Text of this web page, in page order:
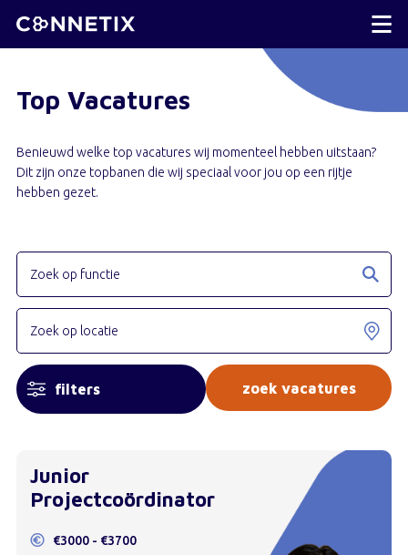
Top Vacatures
Benieuwd welke top vacatures wij momenteel hebben uitstaan?
Dit zijn onze topbanen die wij speciaal voor jou op een rijtje
hebben gezet.
filters
Junior
Projectcoördinator
€3000 - €3700